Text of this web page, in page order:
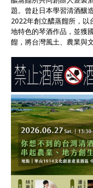
題。曾赴日本學習清酒釀
2022年創立醲蒸餾所，以
地特色的琴酒作品，並獲
餾，將台灣風土、農業與